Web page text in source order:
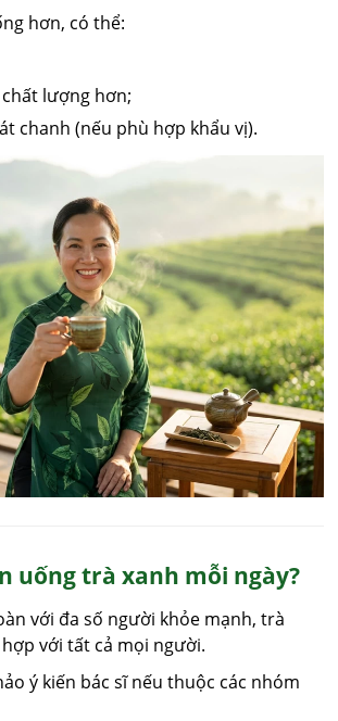
hơn, có thể:
lượng hơn;
chanh (nếu phù hợp khẩu vị).
uống trà xanh mỗi ngày?
với đa số người khỏe mạnh, trà
với tất cả mọi người.
ý kiến bác sĩ nếu thuộc các nhóm